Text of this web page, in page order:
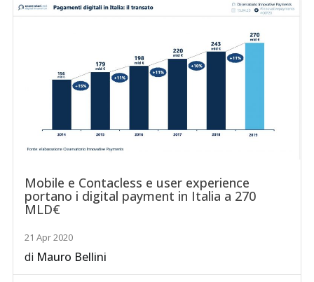
Mobile e Contacless e user experience
portano i digital payment in Italia a 270
MLD€
21 Apr 2020
di Mauro Bellini